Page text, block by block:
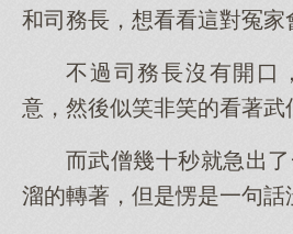
和司務長，想看看這對冤家
不過司務長沒有開口
意，然後似笑非笑的看著武
而武僧幾十秒就急出
溜的轉著，但是愣是一句話